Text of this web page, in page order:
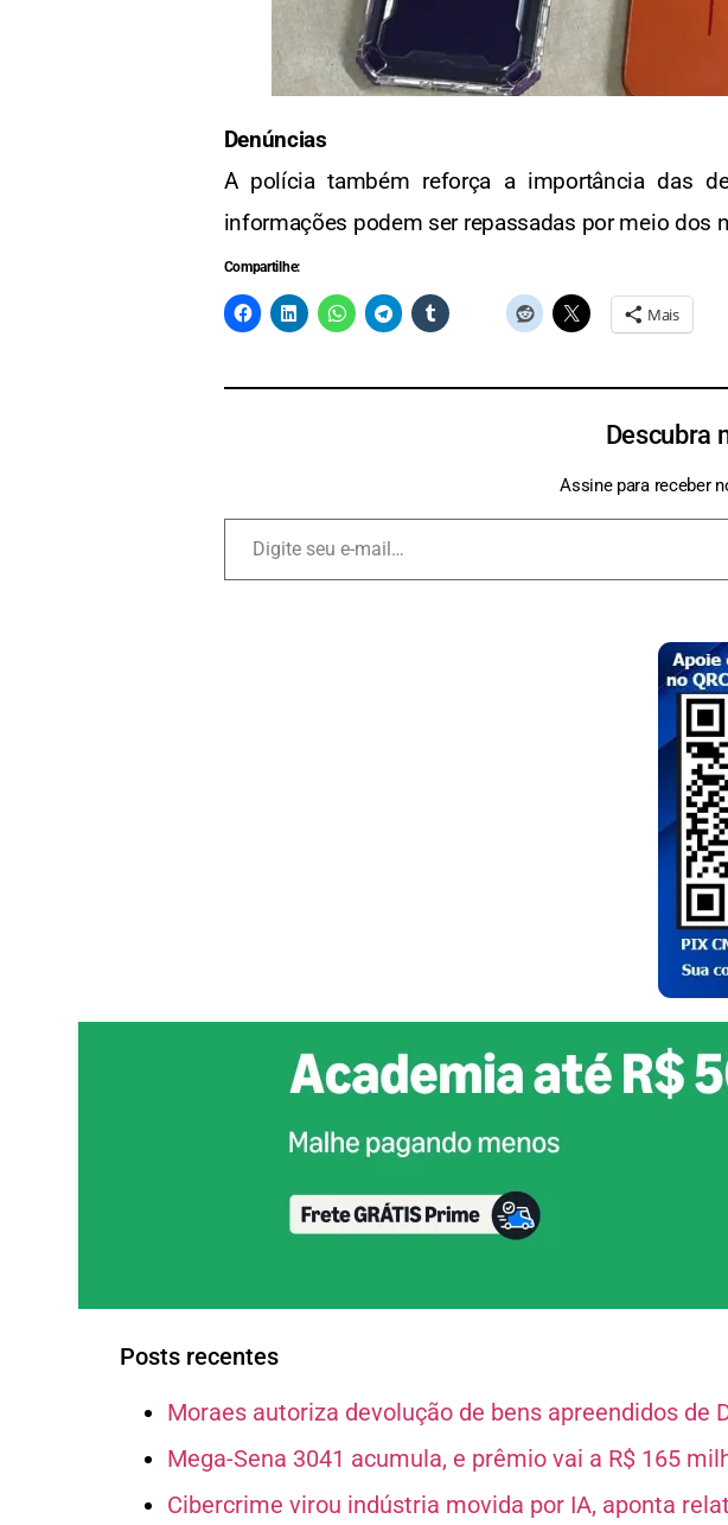
Denúncias
A polícia também reforça a importância das
informações podem ser repassadas por meio dos
Compartilhe:
Mais
Descubra
Assine para receber
Posts recentes
Moraes autoriza devolução de bens apreendidos de
Mega-Sena 3041 acumula, e prêmio vai a R$ 165
Cibercrime virou indústria movida por IA, aponta